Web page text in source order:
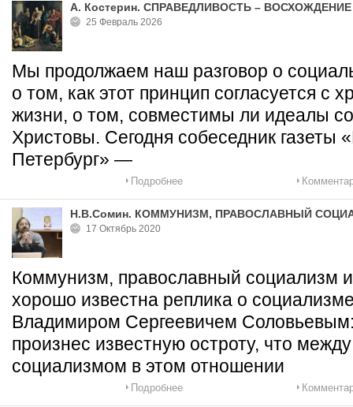
А. Костерин. СПРАВЕДЛИВОСТЬ –
25 Февраль 2026
Мы продолжаем наш разговор о
о том, как этот принцип согласуется с
жизни, о том, совместимы ли идеалы
Христовы. Сегодня собеседник газеты
Петербург» —
Подробнее
Н.В.Сомин. КОММУНИЗМ, ПРАВОСЛАВНЫЙ
17 Октябрь 2020
Коммунизм, православный социализм
хорошо известна реплика о
Владимиром Сергеевичем
произнес известную остроту, что
социализмом в этом отношении
Подробнее